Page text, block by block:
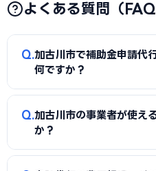
よくある質問（FAQ
Q 加古川市で補助金申請代
何ですか？
A
補助金は事業計画書の完成
す。申請代行を使うことで、
択後の実績報告まで一貫して
Q 加古川市の事業者が使え
か？
A
国の「ものづくり補助金」